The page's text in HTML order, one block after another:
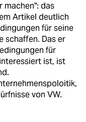
machen": das
Artikel deutlich
für seine
schaffen. Das er
für
ist, ist
von VW.